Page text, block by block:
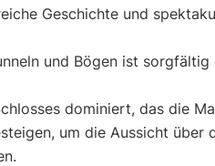
Geschichte und
und Bögen ist
dominiert, das die
um die Aussicht über